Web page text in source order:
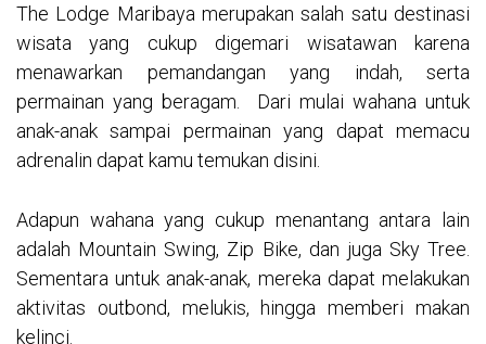
The Lodge Maribaya merupakan salah satu destinasi
wisata yang cukup digemari wisatawan karena
menawarkan pemandangan yang indah, serta
permainan yang beragam. Dari mulai wahana untuk
anak-anak sampai permainan yang dapat memacu
adrenalin dapat kamu temukan disini.
Adapun wahana yang cukup menantang antara lain
adalah Mountain Swing, Zip Bike, dan juga Sky Tree.
Sementara untuk anak-anak, mereka dapat melakukan
aktivitas outbond, melukis, hingga memberi makan
kelinci.